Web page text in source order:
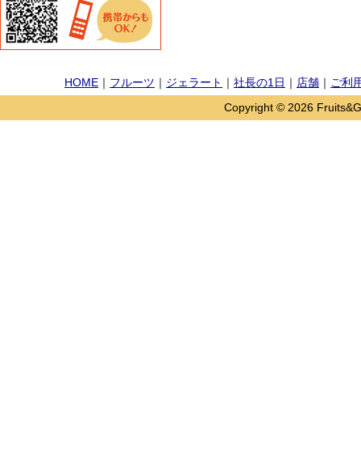
HOME ｜ フルーツ ｜ ジェラート ｜ 社長の1日 ｜ 店舗 ｜ ご利
Copyright © 2026